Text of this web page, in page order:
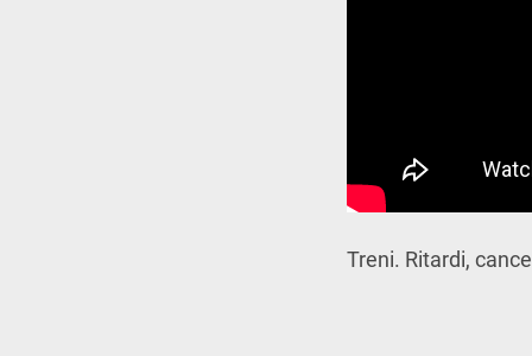
Treni. Ritardi,